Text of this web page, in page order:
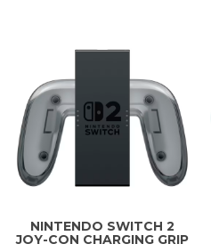
NINTENDO SWITCH 2
JOY-CON CHARGING GRIP